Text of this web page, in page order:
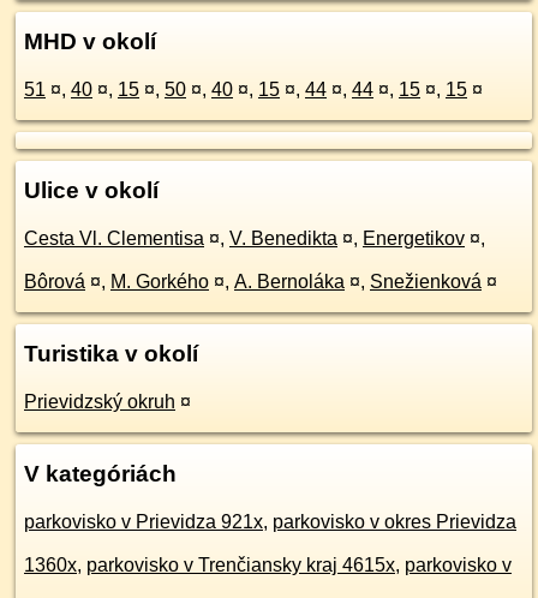
MHD v okolí
51 ¤, 40 ¤, 15 ¤, 50 ¤, 40 ¤, 15 ¤, 44 ¤, 44 ¤, 15 ¤, 15 ¤
Ulice v okolí
Cesta Vl. Clementisa ¤, V. Benedikta ¤, Energetikov ¤,
Bôrová ¤, M. Gorkého ¤, A. Bernoláka ¤, Snežienková ¤
Turistika v okolí
Prievidzský okruh ¤
V kategóriách
parkovisko v Prievidza 921x, parkovisko v okres Prievidza
1360x, parkovisko v Trenčiansky kraj 4615x, parkovisko v